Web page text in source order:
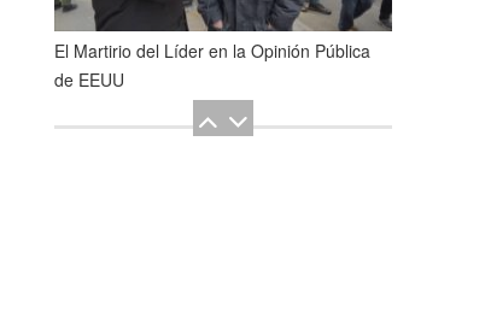
El Martirio del Líder en la Opinión Pública
de EEUU